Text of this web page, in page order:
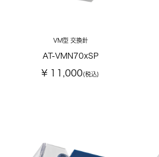
VM型 交換針
AT-VMN70xSP
¥ 11,000(税込)